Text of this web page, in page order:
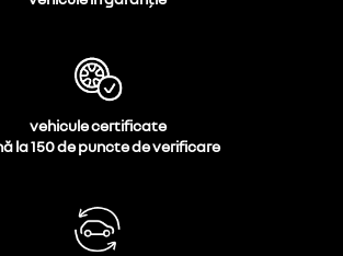
vehicule certificate
la 150 de puncte de verificare